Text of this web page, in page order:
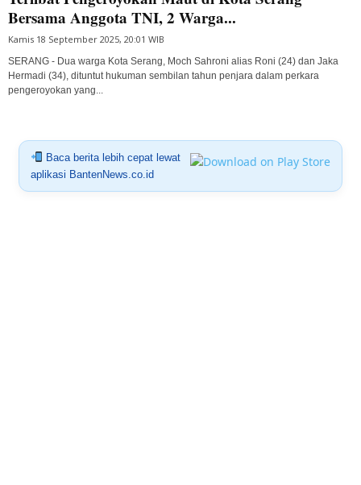
Bersama Anggota TNI, 2 Warga...
Kamis 18 September 2025, 20:01 WIB
SERANG - Dua warga Kota Serang, Moch Sahroni alias Roni (24) dan Jaka
Hermadi (34), dituntut hukuman sembilan tahun penjara dalam perkara
pengeroyokan yang...
Baca berita lebih cepat lewat
aplikasi BantenNews.co.id